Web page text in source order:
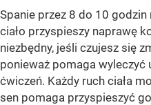
Spanie przez 8 do 10
ciało przyspieszy naprawę
niezbędny, jeśli czujesz się
ponieważ pomaga
ćwiczeń. Każdy ruch ciała
sen pomaga przyspieszyć